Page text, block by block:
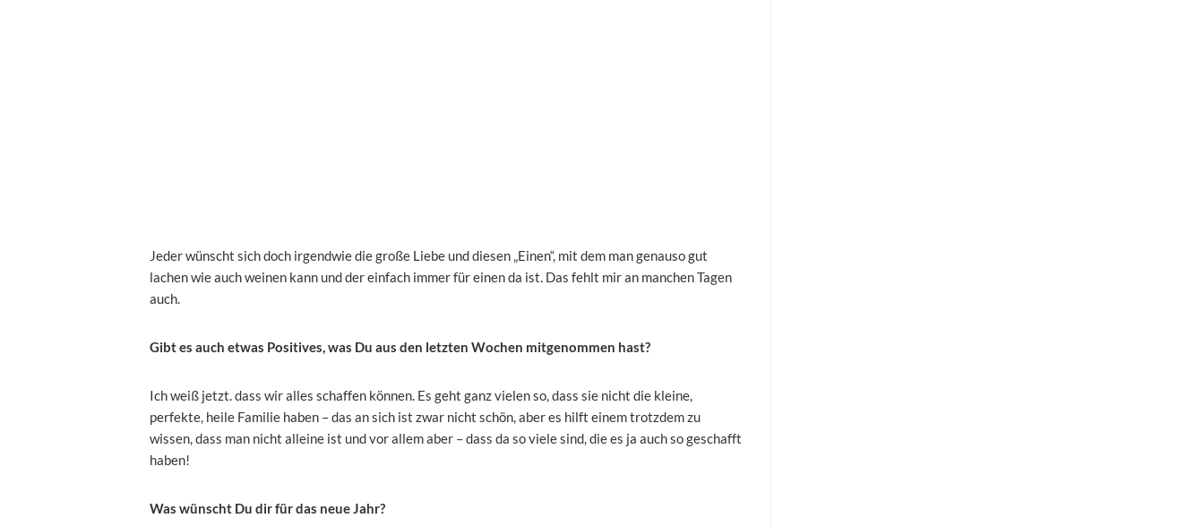
Jeder wünscht sich doch irgendwie die große Liebe und diesen „Einen“, mit dem man genauso gut
lachen wie auch weinen kann und der einfach immer für einen da ist. Das fehlt mir an manchen Tagen
auch.
Gibt es auch etwas Positives, was Du aus den letzten Wochen mitgenommen hast?
Ich weiß jetzt. dass wir alles schaffen können. Es geht ganz vielen so, dass sie nicht die kleine,
perfekte, heile Familie haben – das an sich ist zwar nicht schön, aber es hilft einem trotzdem zu
wissen, dass man nicht alleine ist und vor allem aber – dass da so viele sind, die es ja auch so geschafft
haben!
Was wünscht Du dir für das neue Jahr?